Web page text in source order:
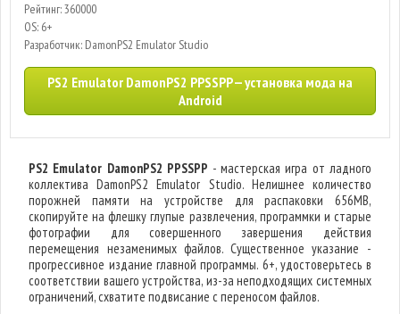
Рейтинг: 360000
OS: 6+
Разработчик: DamonPS2 Emulator Studio
PS2 Emulator DamonPS2 PPSSPP — установка мода на
Android
PS2 Emulator DamonPS2 PPSSPP - мастерская игра от ладного
коллектива DamonPS2 Emulator Studio. Нелишнее количество
порожней памяти на устройстве для распаковки 656MB,
скопируйте на флешку глупые развлечения, программки и старые
фотографии для совершенного завершения действия
перемещения незаменимых файлов. Существенное указание -
прогрессивное издание главной программы. 6+, удостоверьтесь в
соответствии вашего устройства, из-за неподходящих системных
ограничений, схватите подвисание с переносом файлов.